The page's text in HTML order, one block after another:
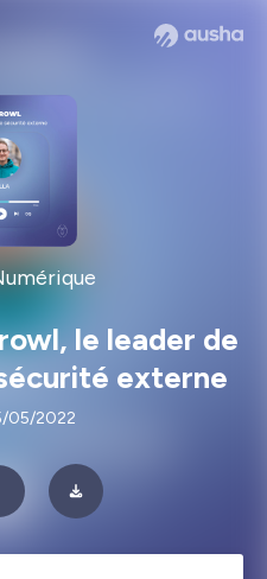
le leader de
externe
05/2022